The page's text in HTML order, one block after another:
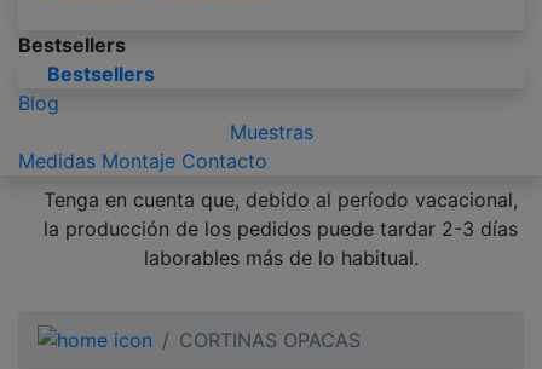
Bestsellers
Bestsellers
Blog
Muestras
Medidas Montaje Contacto
Tenga en cuenta que, debido al período vacacional,
la producción de los pedidos puede tardar 2-3 días
laborables más de lo habitual.
CORTINAS OPACAS